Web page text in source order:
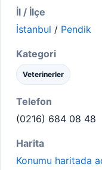
İl / İlçe
İstanbul / Pendik
Kategori
Veterinerler
Telefon
(0216) 684 08 48
Harita
Konumu haritada